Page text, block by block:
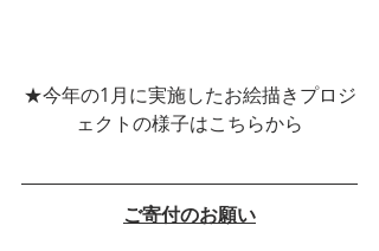
★今年の1月に実施したお絵描きプロジ
ェクトの様子はこちらから
ご寄付のお願い